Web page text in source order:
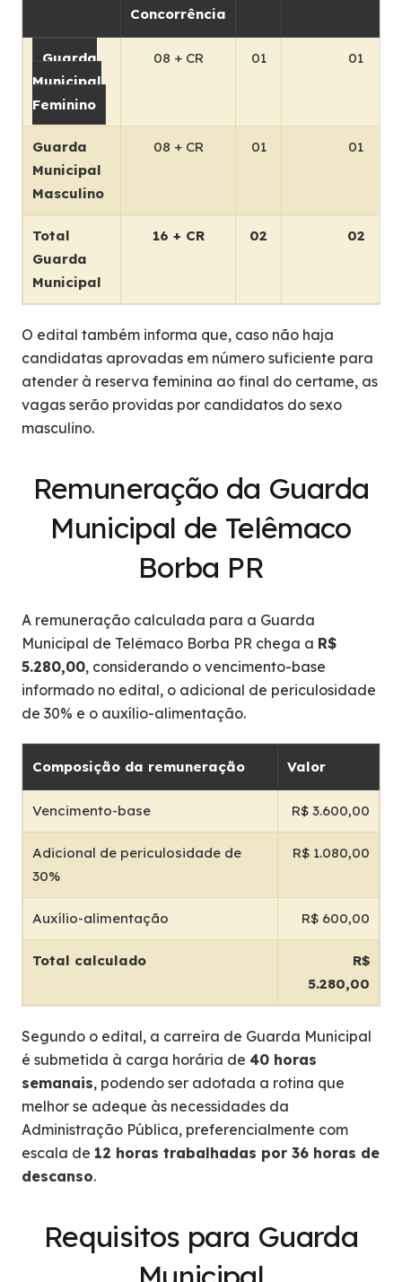
Concorrência
Guarda
Municipal
Feminino
08 + CR 01 01
Guarda
Municipal
Masculino
08 + CR 01 01
Total
Guarda
Municipal
16 + CR 02 02
O edital também informa que, caso não haja
candidatas aprovadas em número suficiente para
atender à reserva feminina ao final do certame, as
vagas serão providas por candidatos do sexo
masculino.
Remuneração da Guarda
Municipal de Telêmaco
Borba PR
A remuneração calculada para a Guarda
Municipal de Telêmaco Borba PR chega a R$
5.280,00, considerando o vencimento-base
informado no edital, o adicional de periculosidade
de 30% e o auxílio-alimentação.
Composição da remuneração Valor
Vencimento-base R$ 3.600,00
Adicional de periculosidade de
30%
R$ 1.080,00
Auxílio-alimentação R$ 600,00
Total calculado
R$
5.280,00
Segundo o edital, a carreira de Guarda Municipal
é submetida à carga horária de 40 horas
semanais, podendo ser adotada a rotina que
melhor se adeque às necessidades da
Administração Pública, preferencialmente com
escala de 12 horas trabalhadas por 36 horas de
descanso.
Requisitos para Guarda